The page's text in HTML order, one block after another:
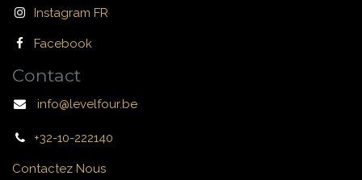
Instagram FR
Facebook
Contact
info@levelfour.be
+32-10-222140
Contactez Nous